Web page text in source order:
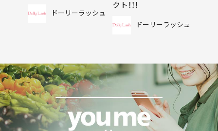
ドーリーラッシュ
クト！！！
ドーリーラッシュ